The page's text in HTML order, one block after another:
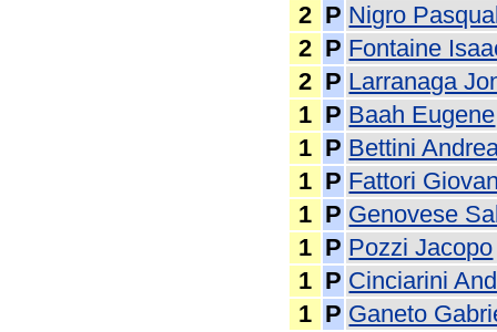
2 P Nigro
2 P Fontaine
2 P Larranaga
1 P Baah Eugene
1 P Bettini
1 P Fattori
1 P Genovese
1 P Pozzi Jacopo
1 P Cinciarini
1 P Ganeto